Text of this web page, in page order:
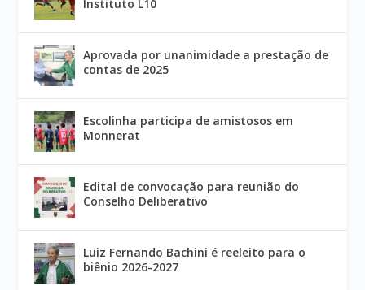
Instituto L10
Aprovada por unanimidade a prestação de
contas de 2025
Escolinha participa de amistosos em
Monnerat
Edital de convocação para reunião do
Conselho Deliberativo
Luiz Fernando Bachini é reeleito para o
biênio 2026-2027